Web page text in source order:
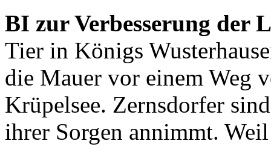
BI zur Verbesserung der
Tier in Königs
die Mauer vor einem Weg
Krüpelsee. Zernsdorfer
ihrer Sorgen annimmt.